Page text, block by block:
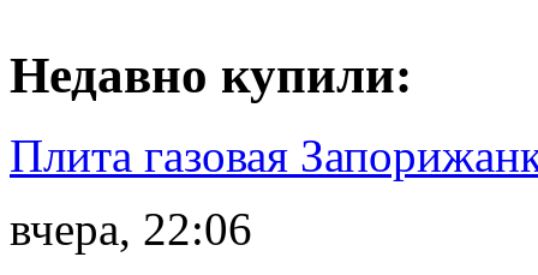
Недавно купили:
Плита газовая
вчера, 22:06